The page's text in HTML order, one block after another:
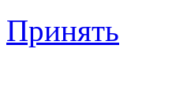
Принять